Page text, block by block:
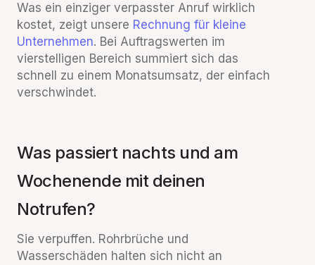
Was ein einziger verpasster Anruf wirklich
kostet, zeigt unsere Rechnung für kleine
Unternehmen. Bei Auftragswerten im
vierstelligen Bereich summiert sich das
schnell zu einem Monatsumsatz, der einfach
verschwindet.
Was passiert nachts und am
Wochenende mit deinen
Notrufen?
Sie verpuffen. Rohrbrüche und
Wasserschäden halten sich nicht an